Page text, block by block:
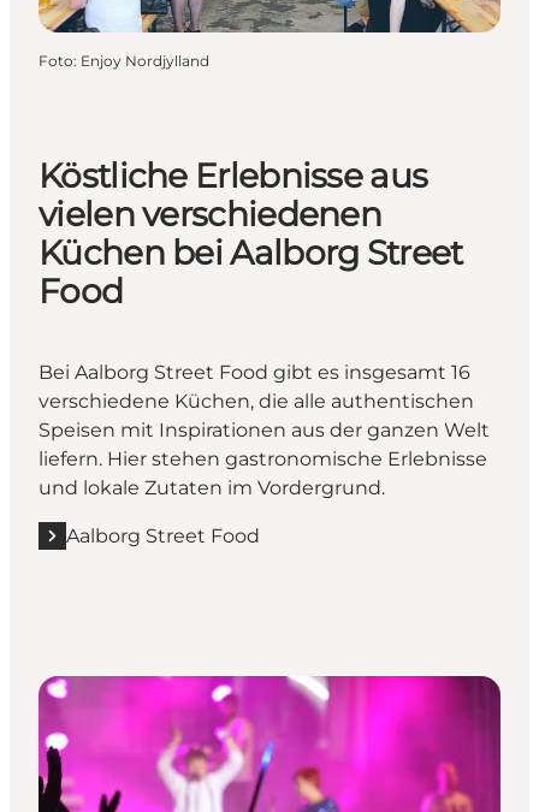
Foto: Enjoy Nordjylland
Köstliche Erlebnisse aus
vielen verschiedenen
Küchen bei Aalborg Street
Food
Bei Aalborg Street Food gibt es insgesamt 16
verschiedene Küchen, die alle authentischen
Speisen mit Inspirationen aus der ganzen Welt
liefern. Hier stehen gastronomische Erlebnisse
und lokale Zutaten im Vordergrund.
Aalborg Street Food